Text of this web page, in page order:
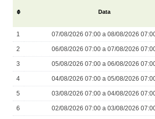
# Data
1 07/08/2026 07:00 a 08/08/2026
2 06/08/2026 07:00 a 07/08/2026
3 05/08/2026 07:00 a 06/08/2026
4 04/08/2026 07:00 a 05/08/2026
5 03/08/2026 07:00 a 04/08/2026
6 02/08/2026 07:00 a 03/08/2026